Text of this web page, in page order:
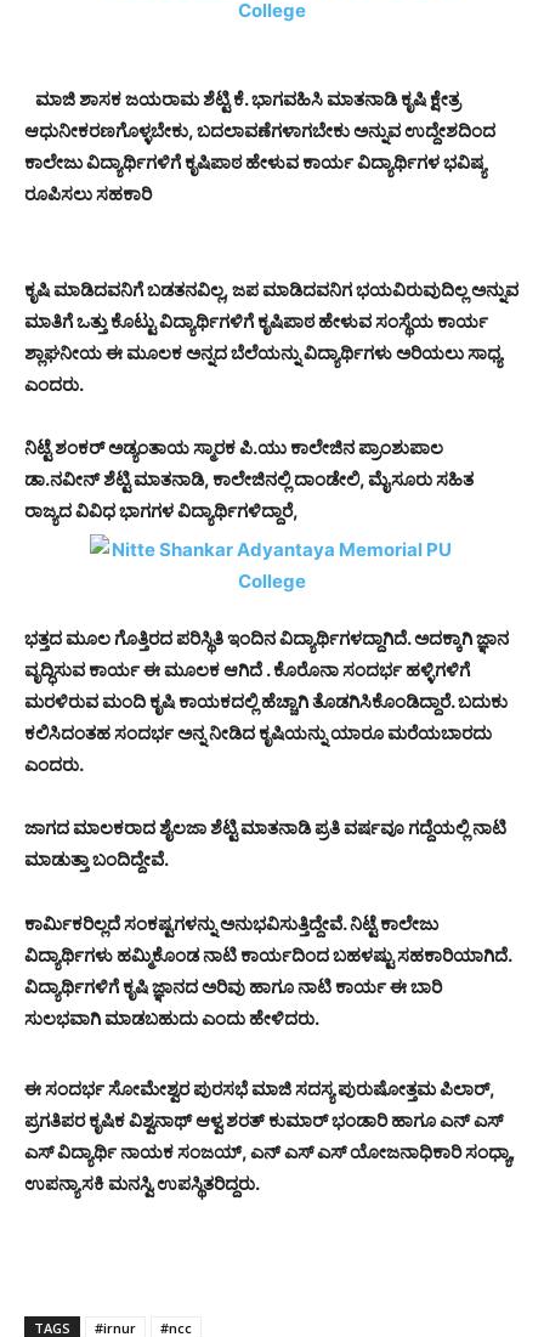
ಮಾಜಿ ಶಾಸಕ ಜಯರಾಮ ಶೆಟ್ಟಿ ಕೆ. ಭಾಗವಹಿಸಿ ಮಾತನಾಡಿ ಕೃಷಿ ಕ್ಷೇತ್ರ
ಆಧುನೀಕರಣಗೊಳ್ಳಬೇಕು, ಬದಲಾವಣೆಗಳಾಗಬೇಕು ಅನ್ನುವ ಉದ್ದೇಶದಿಂದ
ಕಾಲೇಜು ವಿದ್ಯಾರ್ಥಿಗಳಿಗೆ ಕೃಷಿಪಾಠ ಹೇಳುವ ಕಾರ್ಯ ವಿದ್ಯಾರ್ಥಿಗಳ ಭವಿಷ್ಯ
ರೂಪಿಸಲು ಸಹಕಾರಿ
ಕೃಷಿ ಮಾಡಿದವನಿಗೆ ಬಡತನವಿಲ್ಲ, ಜಪ ಮಾಡಿದವನಿಗ ಭಯವಿರುವುದಿಲ್ಲ ಅನ್ನುವ
ಮಾತಿಗೆ ಒತ್ತು ಕೊಟ್ಟು ವಿದ್ಯಾರ್ಥಿಗಳಿಗೆ ಕೃಷಿಪಾಠ ಹೇಳುವ ಸಂಸ್ಥೆಯ ಕಾರ್ಯ
ಶ್ಲಾಘನೀಯ ಈ ಮೂಲಕ ಅನ್ನದ ಬೆಲೆಯನ್ನು ವಿದ್ಯಾರ್ಥಿಗಳು ಅರಿಯಲು ಸಾಧ್ಯ
ಎಂದರು.
ನಿಟ್ಟೆ ಶಂಕರ್ ಅಡ್ಯಂತಾಯ ಸ್ಮಾರಕ ಪಿ.ಯು ಕಾಲೇಜಿನ ಪ್ರಾಂಶುಪಾಲ
ಡಾ.ನವೀನ್ ಶೆಟ್ಟಿ ಮಾತನಾಡಿ, ಕಾಲೇಜಿನಲ್ಲಿ ದಾಂಡೇಲಿ, ಮೈಸೂರು ಸಹಿತ
ರಾಜ್ಯದ ವಿವಿಧ ಭಾಗಗಳ ವಿದ್ಯಾರ್ಥಿಗಳಿದ್ದಾರೆ,
ಭತ್ತದ ಮೂಲ ಗೊತ್ತಿರದ ಪರಿಸ್ಥಿತಿ ಇಂದಿನ ವಿದ್ಯಾರ್ಥಿಗಳದ್ದಾಗಿದೆ. ಅದಕ್ಕಾಗಿ ಜ್ಞಾನ
ವೃದ್ಧಿಸುವ ಕಾರ್ಯ ಈ ಮೂಲಕ ಆಗಿದೆ . ಕೊರೊನಾ ಸಂದರ್ಭ ಹಳ್ಳಿಗಳಿಗೆ
ಮರಳಿರುವ ಮಂದಿ ಕೃಷಿ ಕಾಯಕದಲ್ಲಿ ಹೆಚ್ಚಾಗಿ ತೊಡಗಿಸಿಕೊಂಡಿದ್ದಾರೆ. ಬದುಕು
ಕಲಿಸಿದಂತಹ ಸಂದರ್ಭ ಅನ್ನ ನೀಡಿದ ಕೃಷಿಯನ್ನು ಯಾರೂ ಮರೆಯಬಾರದು
ಎಂದರು.
ಜಾಗದ ಮಾಲಕರಾದ ಶೈಲಜಾ ಶೆಟ್ಟಿ ಮಾತನಾಡಿ ಪ್ರತಿ ವರ್ಷವೂ ಗದ್ದೆಯಲ್ಲಿ ನಾಟಿ
ಮಾಡುತ್ತಾ ಬಂದಿದ್ದೇವೆ.
ಕಾರ್ಮಿಕರಿಲ್ಲದೆ ಸಂಕಷ್ಟಗಳನ್ನು ಅನುಭವಿಸುತ್ತಿದ್ದೇವೆ. ನಿಟ್ಟೆ ಕಾಲೇಜು
ವಿದ್ಯಾರ್ಥಿಗಳು ಹಮ್ಮಿಕೊಂಡ ನಾಟಿ ಕಾರ್ಯದಿಂದ ಬಹಳಷ್ಟು ಸಹಕಾರಿಯಾಗಿದೆ.
ವಿದ್ಯಾರ್ಥಿಗಳಿಗೆ ಕೃಷಿ ಜ್ಞಾನದ ಅರಿವು ಹಾಗೂ ನಾಟಿ ಕಾರ್ಯ ಈ ಬಾರಿ
ಸುಲಭವಾಗಿ ಮಾಡಬಹುದು ಎಂದು ಹೇಳಿದರು.
ಈ ಸಂದರ್ಭ ಸೋಮೇಶ್ವರ ಪುರಸಭೆ ಮಾಜಿ ಸದಸ್ಯ ಪುರುಷೋತ್ತಮ ಪಿಲಾರ್,
ಪ್ರಗತಿಪರ ಕೃಷಿಕ ವಿಶ್ವನಾಥ್ ಆಳ್ವ ಶರತ್ ಕುಮಾರ್ ಭಂಡಾರಿ ಹಾಗೂ ಎನ್ ಎಸ್
ಎಸ್ ವಿದ್ಯಾರ್ಥಿ ನಾಯಕ ಸಂಜಯ್, ಎನ್ ಎಸ್ ಎಸ್ ಯೋಜನಾಧಿಕಾರಿ ಸಂಧ್ಯಾ,
ಉಪನ್ಯಾಸಕಿ ಮನಸ್ವಿ ಉಪಸ್ಥಿತರಿದ್ದರು.
TAGS #irnur
#ncc